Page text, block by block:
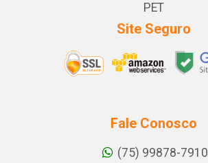
PET
Site Seguro
Fale Conosco
(75) 99878-7910